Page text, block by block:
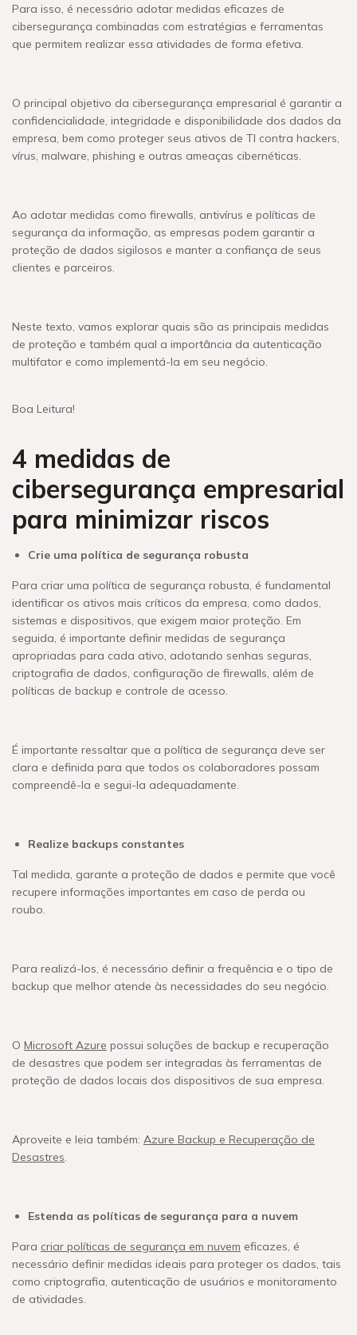
Para isso, é necessário adotar medidas eficazes de
cibersegurança combinadas com estratégias e ferramentas
que permitem realizar essa atividades de forma efetiva.
O principal objetivo da cibersegurança empresarial é garantir a
confidencialidade, integridade e disponibilidade dos dados da
empresa, bem como proteger seus ativos de TI contra hackers,
vírus, malware, phishing e outras ameaças cibernéticas.
Ao adotar medidas como firewalls, antivírus e políticas de
segurança da informação, as empresas podem garantir a
proteção de dados sigilosos e manter a confiança de seus
clientes e parceiros.
Neste texto, vamos explorar quais são as principais medidas
de proteção e também qual a importância da autenticação
multifator e como implementá-la em seu negócio.
Boa Leitura!
4 medidas de
cibersegurança empresarial
para minimizar riscos
Crie uma política de segurança robusta
Para criar uma política de segurança robusta, é fundamental
identificar os ativos mais críticos da empresa, como dados,
sistemas e dispositivos, que exigem maior proteção. Em
seguida, é importante definir medidas de segurança
apropriadas para cada ativo, adotando senhas seguras,
criptografia de dados, configuração de firewalls, além de
políticas de backup e controle de acesso.
É importante ressaltar que a política de segurança deve ser
clara e definida para que todos os colaboradores possam
compreendê-la e segui-la adequadamente.
Realize backups constantes
Tal medida, garante a proteção de dados e permite que você
recupere informações importantes em caso de perda ou
roubo.
Para realizá-los, é necessário definir a frequência e o tipo de
backup que melhor atende às necessidades do seu negócio.
O Microsoft Azure possui soluções de backup e recuperação
de desastres que podem ser integradas às ferramentas de
proteção de dados locais dos dispositivos de sua empresa.
Aproveite e leia também: Azure Backup e Recuperação de
Desastres.
Estenda as políticas de segurança para a nuvem
Para criar políticas de segurança em nuvem eficazes, é
necessário definir medidas ideais para proteger os dados, tais
como criptografia, autenticação de usuários e monitoramento
de atividades.